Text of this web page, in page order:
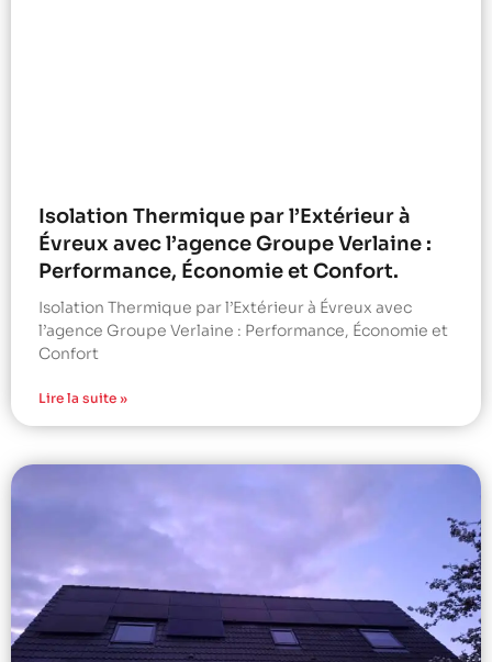
Isolation Thermique par l’Extérieur à
Évreux avec l’agence Groupe Verlaine :
Performance, Économie et Confort.
Isolation Thermique par l’Extérieur à Évreux avec
l’agence Groupe Verlaine : Performance, Économie et
Confort
Lire la suite »